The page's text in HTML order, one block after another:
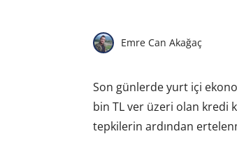
Emre Can Akağaç
Son günlerde yurt içi
bin TL ver üzeri olan kredi
tepkilerin ardından